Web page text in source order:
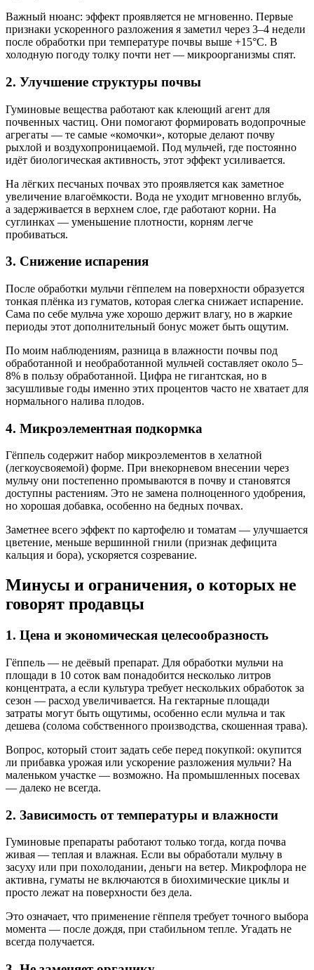
Важный нюанс: эффект проявляется не мгновенно. Первые
признаки ускоренного разложения я заметил через 3–4 недели
после обработки при температуре почвы выше +15°C. В
холодную погоду толку почти нет — микроорганизмы спят.
2. Улучшение структуры почвы
Гуминовые вещества работают как клеющий агент для
почвенных частиц. Они помогают формировать водопрочные
агрегаты — те самые «комочки», которые делают почву
рыхлой и воздухопроницаемой. Под мульчей, где постоянно
идёт биологическая активность, этот эффект усиливается.
На лёгких песчаных почвах это проявляется как заметное
увеличение влагоёмкости. Вода не уходит мгновенно вглубь,
а задерживается в верхнем слое, где работают корни. На
суглинках — уменьшение плотности, корням легче
пробиваться.
3. Снижение испарения
После обработки мульчи гёппелем на поверхности образуется
тонкая плёнка из гуматов, которая слегка снижает испарение.
Сама по себе мульча уже хорошо держит влагу, но в жаркие
периоды этот дополнительный бонус может быть ощутим.
По моим наблюдениям, разница в влажности почвы под
обработанной и необработанной мульчей составляет около 5–
8% в пользу обработанной. Цифра не гигантская, но в
засушливые годы именно этих процентов часто не хватает для
нормального налива плодов.
4. Микроэлементная подкормка
Гёппель содержит набор микроэлементов в хелатной
(легкоусвояемой) форме. При внекорневом внесении через
мульчу они постепенно промываются в почву и становятся
доступны растениям. Это не замена полноценного удобрения,
но хорошая добавка, особенно на бедных почвах.
Заметнее всего эффект по картофелю и томатам — улучшается
цветение, меньше вершинной гнили (признак дефицита
кальция и бора), ускоряется созревание.
Минусы и ограничения, о которых не
говорят продавцы
1. Цена и экономическая целесообразность
Гёппель — не деёвый препарат. Для обработки мульчи на
площади в 10 соток вам понадобится несколько литров
концентрата, а если культура требует нескольких обработок за
сезон — расход увеличивается. На гектарные площади
затраты могут быть ощутимы, особенно если мульча и так
дешева (солома собственного производства, скошенная трава).
Вопрос, который стоит задать себе перед покупкой: окупится
ли прибавка урожая или ускорение разложения мульчи? На
маленьком участке — возможно. На промышленных посевах
— далеко не всегда.
2. Зависимость от температуры и влажности
Гуминовые препараты работают только тогда, когда почва
живая — теплая и влажная. Если вы обработали мульчу в
засуху или при похолодании, деньги на ветер. Микрофлора не
активна, гуматы не включаются в биохимические циклы и
просто лежат на поверхности без дела.
Это означает, что применение гёппеля требует точного выбора
момента — после дождя, при стабильном тепле. Угадать не
всегда получается.